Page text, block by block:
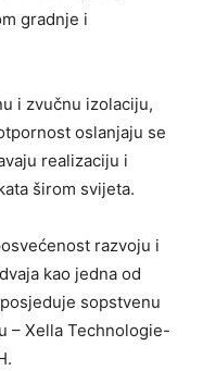
gradnje i
i zvučnu izolaciju,
oslanjaju se
realizaciju i
širom svijeta.
razvoju i
kao jedna od
sopstvenu
– Xella Technologie-